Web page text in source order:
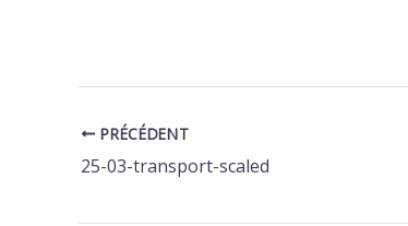
PRÉCÉDENT
25-03-transport-scaled